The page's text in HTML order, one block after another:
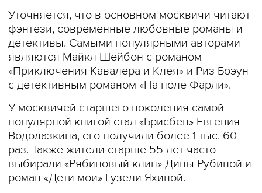
Уточняется, что в основном москвичи читают
фэнтези, современные любовные романы и
детективы. Самыми популярными авторами
являются Майкл Шейбон с романом
«Приключения Кавалера и Клея» и Риз Боэун
с детективным романом «На поле Фарли».
У москвичей старшего поколения самой
популярной книгой стал «Брисбен» Евгения
Водолазкина, его получили более 1 тыс. 60
раз. Также жители старше 55 лет часто
выбирали «Рябиновый клин» Дины Рубиной и
роман «Дети мои» Гузели Яхиной.